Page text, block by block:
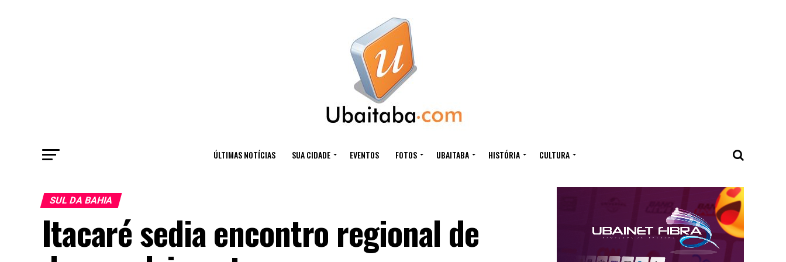
ÚLTIMAS NOTÍCIAS SUA CIDADE EVENTOS FOTOS UBAITABA HISTÓRIA CULTURA
SUL DA BAHIA
Itacaré sedia encontro regional de